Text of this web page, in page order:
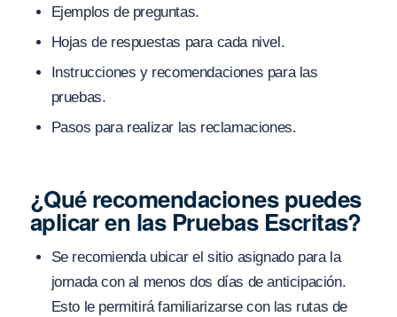
Ejemplos de preguntas.
Hojas de respuestas para cada nivel.
Instrucciones y recomendaciones para las
pruebas.
Pasos para realizar las reclamaciones.
¿Qué recomendaciones puedes
aplicar en las Pruebas Escritas?
Se recomienda ubicar el sitio asignado para la
jornada con al menos dos días de anticipación.
Esto le permitirá familiarizarse con las rutas de